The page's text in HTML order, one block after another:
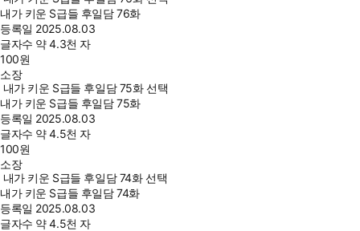
내가 키운 S급들 후일담 76화
등록일 2025.08.03
글자수 약 4.3천 자
100원
소장
내가 키운 S급들 후일담 75화 선택
내가 키운 S급들 후일담 75화
등록일 2025.08.03
글자수 약 4.5천 자
100원
소장
내가 키운 S급들 후일담 74화 선택
내가 키운 S급들 후일담 74화
등록일 2025.08.03
글자수 약 4.5천 자